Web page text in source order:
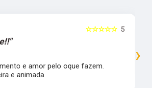
5
☆☆☆☆☆
e amor pelo oque fazem.
e animada.
›